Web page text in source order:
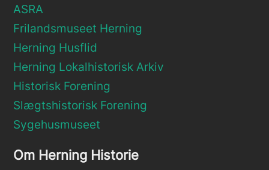
ASRA
Frilandsmuseet Herning
Herning Husflid
Herning Lokalhistorisk Arkiv
Historisk Forening
Slægtshistorisk Forening
Sygehusmuseet
Om Herning Historie